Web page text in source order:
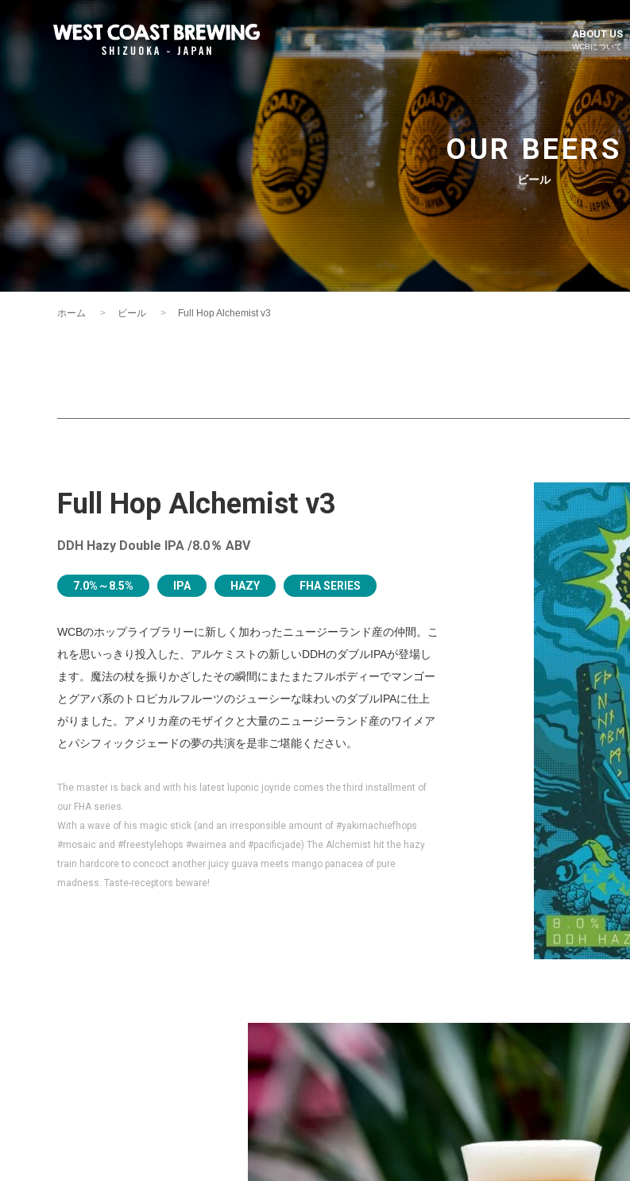
ABOUT US
WCBについて
OUR BEERS
ビール
ホーム ビール Full Hop Alchemist v3
Full Hop Alchemist v3
DDH Hazy Double IPA /8.0％ ABV
7.0%～8.5% IPA HAZY FHA SERIES
WCBのホップライブラリーに新しく加わったニュージーランド産の仲間。こ
れを思いっきり投入した、アルケミストの新しいDDHのダブルIPAが登場し
ます。魔法の杖を振りかざしたその瞬間にまたまたフルボディーでマンゴー
とグアバ系のトロピカルフルーツのジューシーな味わいのダブルIPAに仕上
がりました。アメリカ産のモザイクと大量のニュージーランド産のワイメア
とパシフィックジェードの夢の共演を是非ご堪能ください。
The master is back and with his latest luponic joyride comes the third installment of
our FHA series.
With a wave of his magic stick (and an irresponsible amount of #yakimachiefhops
#mosaic and #freestylehops #waimea and #pacificjade) The Alchemist hit the hazy
train hardcore to concoct another juicy guava meets mango panacea of pure
madness. Taste-receptors beware!